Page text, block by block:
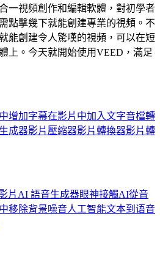
一視頻創作和編輯軟體，對初學者
點擊幾下就能創建專業的視頻。不
能創建令人驚嘆的視頻，可以在短
上。今天就開始使用VEED，滿足
增加字幕在影片中加入文字音檔轉
成器影片壓縮器影片轉換器影片轉
片 AI 語音生成器眼神接觸AI從音
移除背景噪音人工智能文本到语音